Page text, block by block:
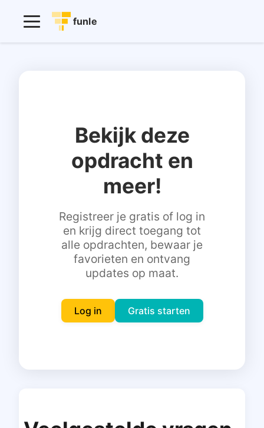
funle
Inloggen
Gratis starten
Bekijk deze
opdracht en
meer!
Registreer je gratis of log in
en krijg direct toegang tot
alle opdrachten, bewaar je
favorieten en ontvang
updates op maat.
Log in Gratis starten